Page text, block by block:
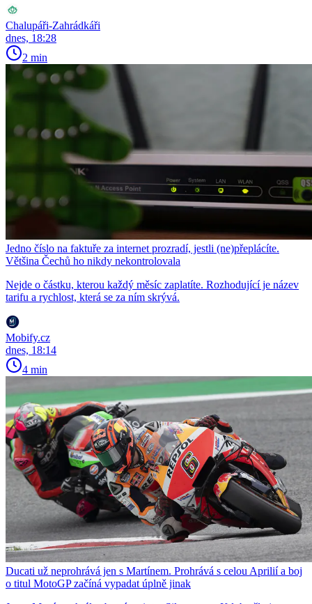
Chalupáři-Zahrádkáři
dnes, 18:28
2 min
Jedno číslo na faktuře za internet prozradí, jestli (ne)přeplácíte.
Většina Čechů ho nikdy nekontrolovala
Nejde o částku, kterou každý měsíc zaplatíte. Rozhodující je název
tarifu a rychlost, která se za ním skrývá.
Mobify.cz
dnes, 18:14
4 min
Ducati už neprohrává jen s Martínem. Prohrává s celou Aprilií a boj
o titul MotoGP začíná vypadat úplně jinak